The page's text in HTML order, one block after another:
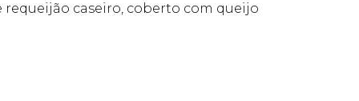
caseiro, coberto com queijo